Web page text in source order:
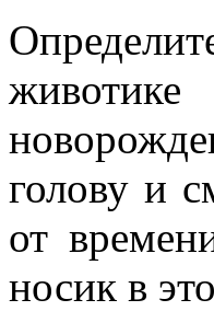
голову и
от
носик в